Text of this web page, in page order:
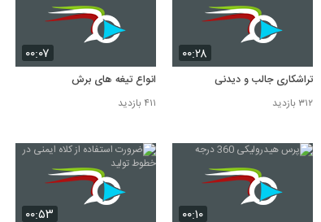
۰۰:۲۸
تراشکاری جالب و دیدنی
۳۱۲ بازدید
۰۰:۰۷
انواع تیغه های برش
۴۱۱ بازدید
۰۰:۱۰ ۰۰:۵۳